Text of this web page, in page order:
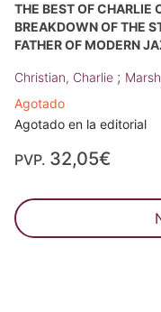
THE BEST OF CHARLIE
BREAKDOWN OF THE
FATHER OF MODERN
Christian, Charlie ;
Agotado
Agotado en la editorial
PVP. 32,05€